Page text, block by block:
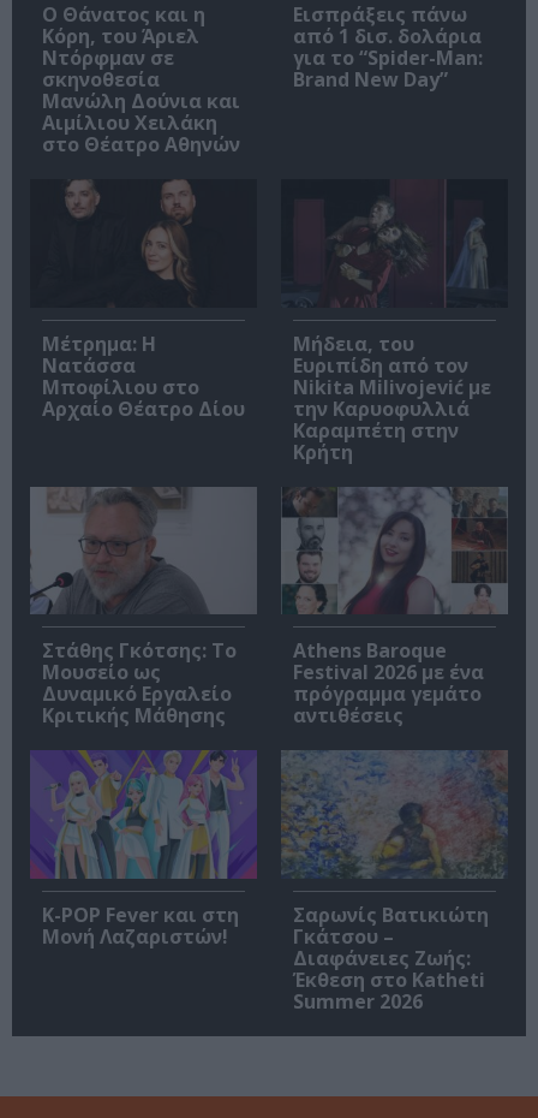
Ο Θάνατος και η
Κόρη, του Άριελ
Ντόρφμαν σε
σκηνοθεσία
Μανώλη Δούνια και
Αιμίλιου Χειλάκη
στο Θέατρο Αθηνών
Εισπράξεις πάνω
από 1 δισ. δολάρια
για το “Spider-Man:
Brand New Day”
Μέτρημα: Η
Νατάσσα
Μποφίλιου στο
Αρχαίο Θέατρο Δίου
Μήδεια, του
Ευριπίδη από τον
Nikita Milivojević με
την Καρυοφυλλιά
Καραμπέτη στην
Κρήτη
Στάθης Γκότσης: Το
Μουσείο ως
Δυναμικό Εργαλείο
Κριτικής Μάθησης
Athens Baroque
Festival 2026 με ένα
πρόγραμμα γεμάτο
αντιθέσεις
K-POP Fever και στη
Μονή Λαζαριστών!
Σαρωνίς Βατικιώτη
Γκάτσου –
Διαφάνειες Ζωής:
Έκθεση στο Katheti
Summer 2026